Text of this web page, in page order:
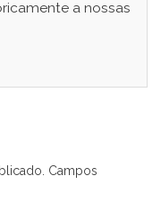
a nossas
Campos